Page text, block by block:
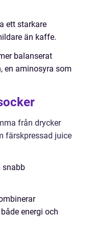
ett starkare
än kaffe.
balanserat
en aminosyra som
från drycker
färskpressad juice
snabb
energi och